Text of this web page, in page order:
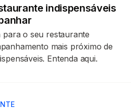
indispensáveis
o seu restaurante
mais próximo de
Entenda aqui.